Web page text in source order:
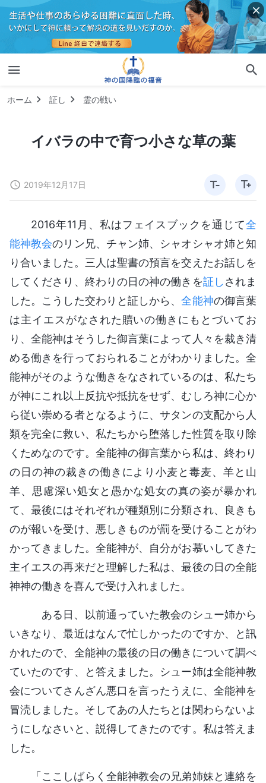
ホーム 証し 霊の戦い
イバラの中で育つ小さな草の葉
2019年12月17日
2016年11月、私はフェイスブックを通じて全
能神教会のリン兄、チャン姉、シャオシャオ姉と知
り合いました。三人は聖書の預言を交えたお話しを
してくださり、終わりの日の神の働きを証し されま
した。こうした交わりと証しから、全能神の御言葉
は主イエスがなされた贖いの働きにもとづいてお
り、全能神はそうした御言葉によって人々を裁き清
める働きを行っておられることがわかりました。全
能神がそのような働きをなされているのは、私たち
が神にこれ以上反抗や抵抗をせず、むしろ神に心か
ら従い崇める者となるように、サタンの支配から人
類を完全に救い、私たちから堕落した性質を取り除
くためなのです。全能神の御言葉から私は、終わり
の日の神の裁きの働きにより小麦と毒麦、羊と山
羊、思慮深い処女と愚かな処女の真の姿が暴かれ
て、最後にはそれぞれが種類別に分類され、良きも
のが報いを受け、悪しきものが罰を受けることがわ
かってきました。全能神が、自分がお慕いしてきた
主イエスの再来だと理解した私は、最後の日の全能
神神の働きを喜んで受け入れました。
ある日、以前通っていた教会のシュー姉から
いきなり、最近はなんで忙しかったのですか、と訊
かれたので、全能神の最後の日の働きについて調べ
ていたのです、と答えました。シュー姉は全能神教
会についてさんざん悪口を言ったうえに、全能神を
冒涜しました。そしてあの人たちとは関わらないよ
うにしなさいと、説得してきたのです。私は答えま
した。
「ここしばらく全能神教会の兄弟姉妹と連絡を